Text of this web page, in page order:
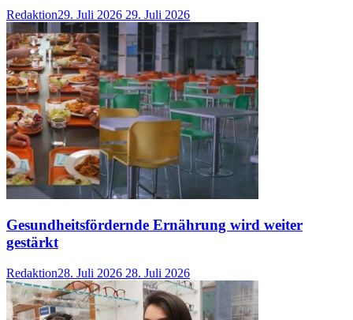
Redaktion29. Juli 2026 29. Juli 2026
Gesundheitsfördernde Ernährung wird weiter
gestärkt
Redaktion28. Juli 2026 28. Juli 2026